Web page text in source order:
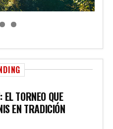
TORNEO QUE
EN TRADICIÓN